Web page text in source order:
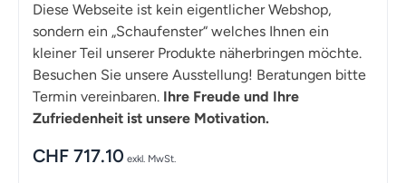
Diese Webseite ist kein eigentlicher Webshop,
sondern ein „Schaufenster“ welches Ihnen ein
kleiner Teil unserer Produkte näherbringen möchte.
Besuchen Sie unsere Ausstellung! Beratungen bitte
Termin vereinbaren. Ihre Freude und Ihre
Zufriedenheit ist unsere Motivation.
CHF 717.10 exkl. MwSt.